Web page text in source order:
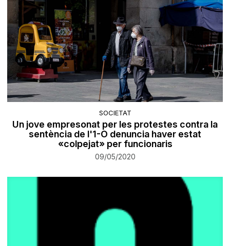
SOCIETAT
Un jove empresonat per les protestes contra la
sentència de l'1-O denuncia haver estat
«colpejat» per funcionaris
09/05/2020